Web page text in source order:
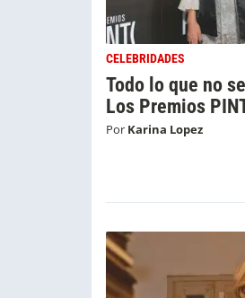
CELEBRIDADES
Todo lo que no
Los Premios
Por Karina Lopez